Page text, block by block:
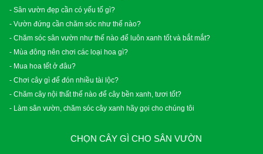
- Sân vườn đẹp cần có yếu tố gì?
- Vườn đứng cần chăm sóc như thế nào?
- Chăm sóc sân vườn như thế nào để luôn xanh tốt và bắt mắt?
- Mùa đông nên chơi các loại hoa gì?
- Mua hoa tết ở đâu?
- Chơi cây gì để đón nhiều tài lộc?
- Chăm cây nội thất thế nào để cây bền xanh, tươi tốt?
- Làm sân vườn, chăm sóc cây xanh hãy gọi cho chúng tôi
CHỌN CÂY GÌ CHO SÂN VƯỜN